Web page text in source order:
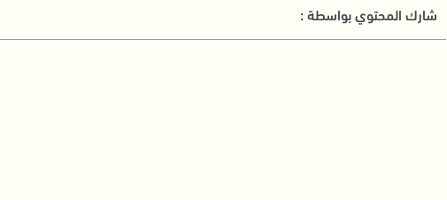
شارك المحتوي بواسطة :